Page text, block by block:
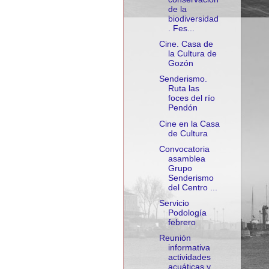
de la
biodiversidad
. Fes...
Cine. Casa de
la Cultura de
Gozón
Senderismo.
Ruta las
foces del río
Pendón
Cine en la Casa
de Cultura
Convocatoria
asamblea
Grupo
Senderismo
del Centro ...
Servicio
Podología
febrero
Reunión
informativa
actividades
acuáticas y